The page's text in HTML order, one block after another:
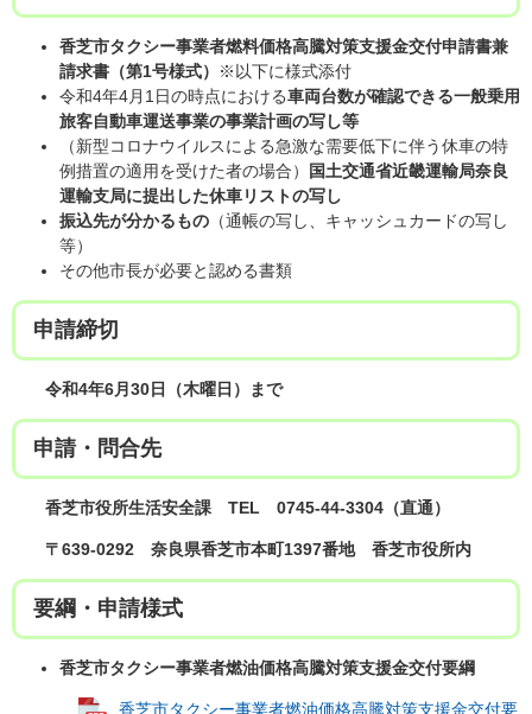
香芝市タクシー事業者燃料価格高騰対策支援金交付申請書兼
請求書（第1号様式）
※以下に様式添付
令和4年4月1日の時点における車両台数が確認できる一般乗用
旅客自動車運送事業の事業計画の写し等
（新型コロナウイルスによる急激な需要低下に伴う休車の特
例措置の適用を受けた者の場合）
国土交通省近畿運輸局奈良
運輸支局に提出した休車リストの写し
振込先が分かるもの （通帳の写し、キャッシュカードの写し
等）
その他市長が必要と認める書類
申請締切
令和4年6月30日（木曜日）まで
申請・問合先
香芝市役所生活安全課 TEL 0745-44-3304（直通）
〒639-0292 奈良県香芝市本町1397番地 香芝市役所内
要綱・申請様式
香芝市タクシー事業者燃油価格高騰対策支援金交付要綱
香芝市タクシー事業者燃油価格高騰対策支援金交付要